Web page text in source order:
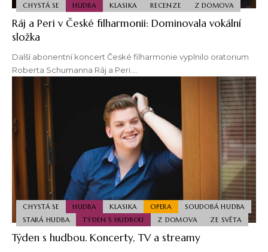
CHYSTÁ SE HUDBA KLASIKA RECENZE Z DOMOVA
Ráj a Peri v České filharmonii: Dominovala vokální
složka
Další abonentní koncert České filharmonie vyplnilo oratorium
Roberta Schumanna Ráj a Peri.…
CHYSTÁ SE HUDBA KLASIKA OPERA
SOUDOBÁ HUDBA
STARÁ HUDBA
TÝDEN S HUDBOU Z DOMOVA ZE SVĚTA
Týden s hudbou. Koncerty, TV a streamy